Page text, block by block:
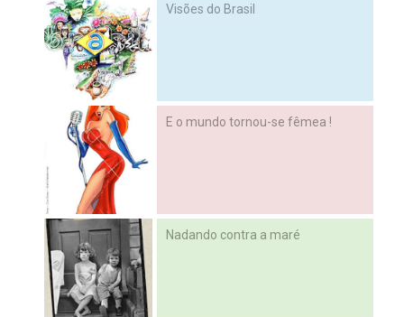
Visões do Brasil
E o mundo tornou-se fêmea !
Nadando contra a maré